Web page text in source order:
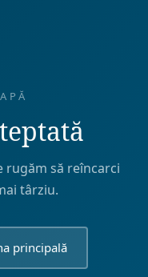
rugăm să reîncarci
târziu.
principală